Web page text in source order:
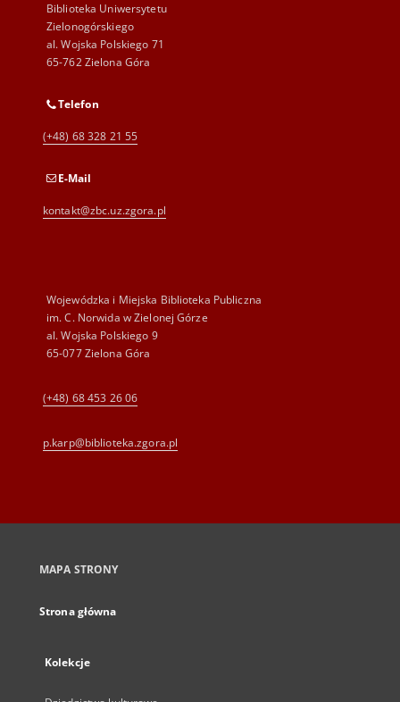
Biblioteka Uniwersytetu
Zielonogórskiego
al. Wojska Polskiego 71
65-762 Zielona Góra
Telefon
(+48) 68 328 21 55
E-Mail
kontakt@zbc.uz.zgora.pl
Wojewódzka i Miejska Biblioteka Publiczna
im. C. Norwida w Zielonej Górze
al. Wojska Polskiego 9
65-077 Zielona Góra
(+48) 68 453 26 06
p.karp@biblioteka.zgora.pl
MAPA STRONY
Strona główna
Kolekcje